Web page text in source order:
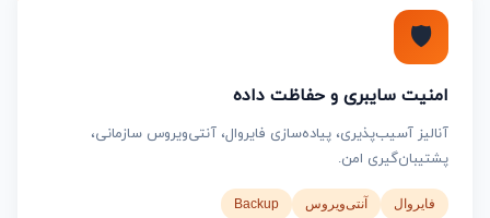
🛡️
امنیت سایبری و حفاظت داده
آنالیز آسیب‌پذیری، پیاده‌سازی فایروال، آنتی‌ویروس سازمانی،
پشتیبان‌گیری امن.
فایروال آنتی‌ویروس Backup